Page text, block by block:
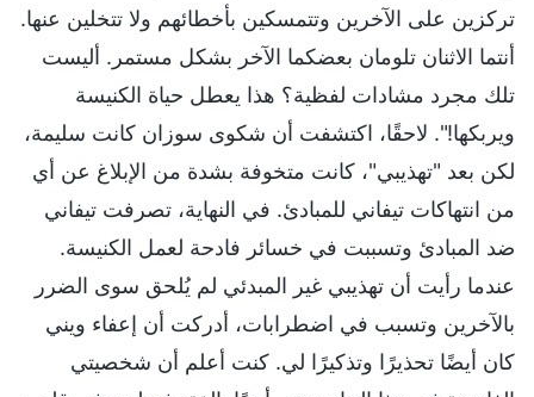
تركزين على الآخرين وتتمسكين بأخطائهم ولا تتخلين عنها.
أنتما الاثنان تلومان بعضكما الآخر بشكل مستمر. أليست
تلك مجرد مشادات لفظية؟ هذا يعطل حياة الكنيسة
ويربكها!". لاحقًا، اكتشفت أن شكوى سوزان كانت سليمة،
لكن بعد "تهذيبي"، كانت متخوفة بشدة من الإبلاغ عن أي
من انتهاكات تيفاني للمبادئ. في النهاية، تصرفت تيفاني
ضد المبادئ وتسببت في خسائر فادحة لعمل الكنيسة.
عندما رأيت أن تهذيبي غير المبدئي لم يُلحق سوى الضرر
بالآخرين وتسبب في اضطرابات، أدركت أن إعفاء ويني
كان أيضًا تحذيرًا وتذكيرًا لي. كنت أعلم أن شخصيتي